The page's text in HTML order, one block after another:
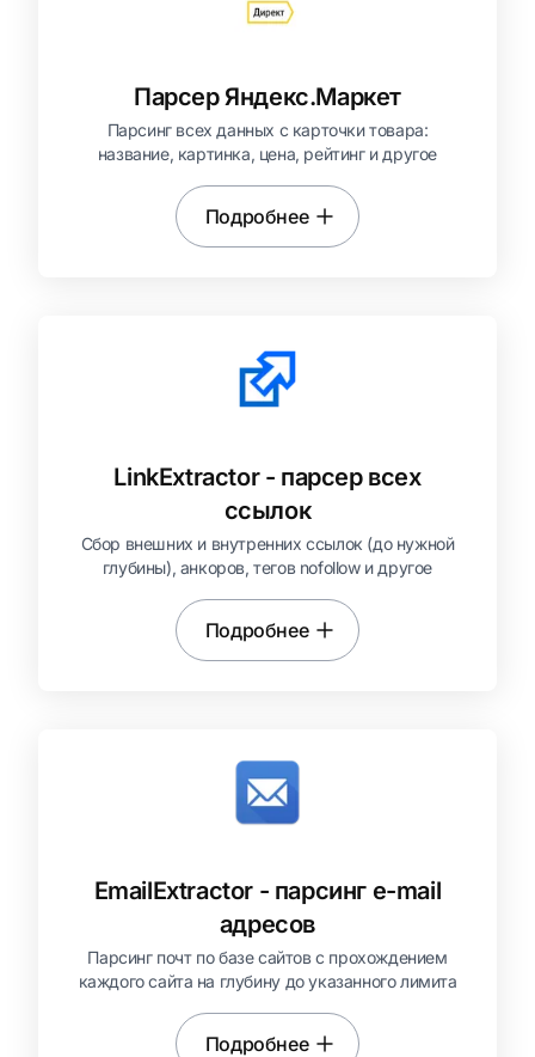
Парсер Яндекс.Маркет
Парсинг всех данных с карточки товара:
название, картинка, цена, рейтинг и другое
Подробнее
LinkExtractor - парсер всех
ссылок
Сбор внешних и внутренних ссылок (до нужной
глубины), анкоров, тегов nofollow и другое
Подробнее
EmailExtractor - парсинг e-mail
адресов
Парсинг почт по базе сайтов с прохождением
каждого сайта на глубину до указанного лимита
Подробнее